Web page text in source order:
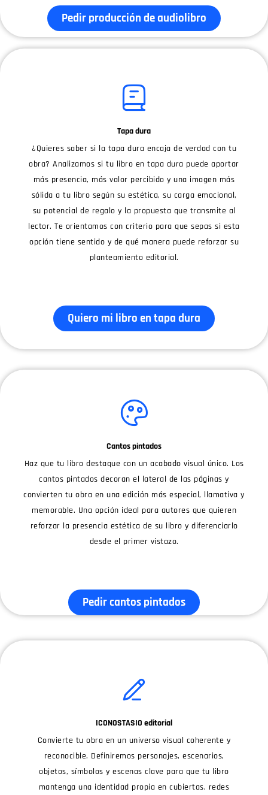
Pedir producción de audiolibro
Tapa dura
¿Quieres saber si la tapa dura encaja de verdad con tu
obra? Analizamos si tu libro en tapa dura puede aportar
más presencia, más valor percibido y una imagen más
sólida a tu libro según su estética, su carga emocional,
su potencial de regalo y la propuesta que transmite al
lector. Te orientamos con criterio para que sepas si esta
opción tiene sentido y de qué manera puede reforzar su
planteamiento editorial.
Quiero mi libro en tapa dura
Cantos pintados
Haz que tu libro destaque con un acabado visual único. Los
cantos pintados decoran el lateral de las páginas y
convierten tu obra en una edición más especial, llamativa y
memorable. Una opción ideal para autores que quieren
reforzar la presencia estética de su libro y diferenciarlo
desde el primer vistazo.
Pedir cantos pintados
ICONOSTASIO editorial
Convierte tu obra en un universo visual coherente y
reconocible. Definiremos personajes, escenarios,
objetos, símbolos y escenas clave para que tu libro
mantenga una identidad propia en cubiertas, redes